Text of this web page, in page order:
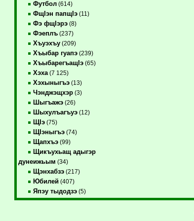
Футбол(614)
ФщIэн папщIэ(11)
Фэ фщIэрэ(8)
Фэеплъ(237)
Хъуэхъу(209)
Хъыбар гуапэ(239)
ХъыбарегъащIэ(65)
Хэха(7 125)
Хэхыныгъэ(13)
Чэнджэщхэр(3)
Шыгъажэ(26)
Шыхулъагъуэ(12)
ЩIэ(75)
ЩIэныгъэ(74)
Щапхъэ(99)
Щикъухьащ адыгэр
дунеижьым (34)
Щэнхабзэ(217)
Юбилей(407)
Япэу тыдодзэ(5)